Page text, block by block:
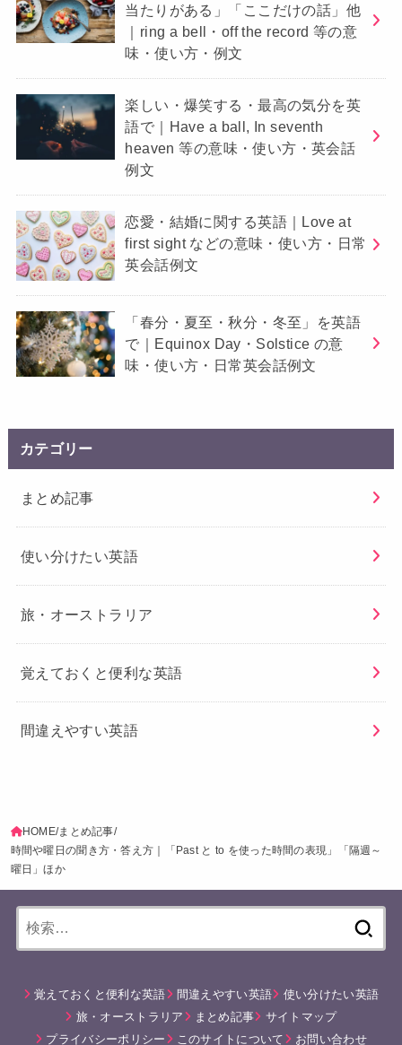
当たりがある」「ここだけの話」他
｜ring a bell・off the record 等の意
味・使い方・例文
楽しい・爆笑する・最高の気分を英
語で｜Have a ball, In seventh
heaven 等の意味・使い方・英会話
例文
恋愛・結婚に関する英語｜Love at
first sight などの意味・使い方・日常
英会話例文
「春分・夏至・秋分・冬至」を英語
で｜Equinox Day・Solstice の意
味・使い方・日常英会話例文
カテゴリー
まとめ記事
使い分けたい英語
旅・オーストラリア
覚えておくと便利な英語
間違えやすい英語
HOME まとめ記事
時間や曜日の聞き方・答え方｜「Past と to を使った時間の表現」「隔週～
曜日」ほか
覚えておくと便利な英語 間違えやすい英語
使い分けたい英語
旅・オーストラリア
まとめ記事
サイトマップ
プライバシーポリシー
このサイトについて お問い合わせ